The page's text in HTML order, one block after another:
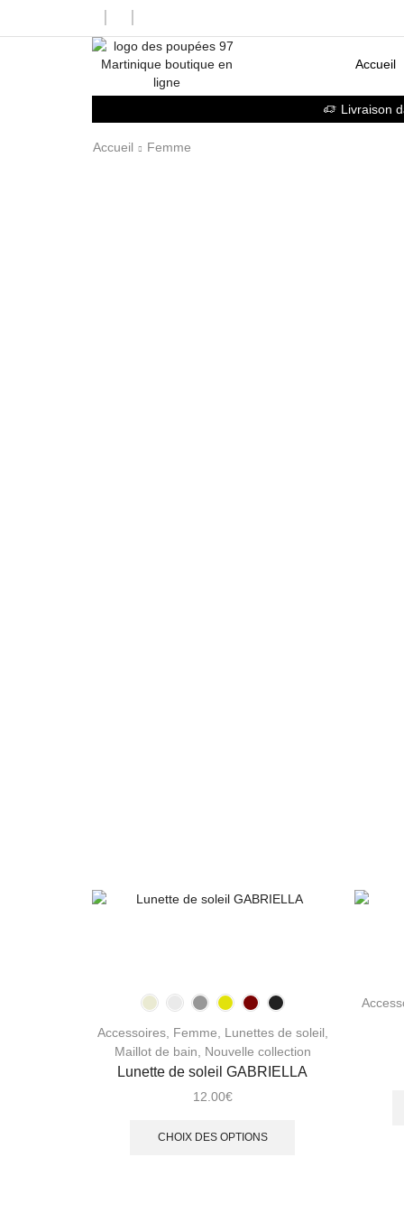
Accueil
Livraison
Accueil Femme
Accessoires, Femme Lunettes de soleil
Maillot de bain
Nouvelle collection
Lunette de soleil GABRIELLA
12.00€
CHOIX DES OPTIONS